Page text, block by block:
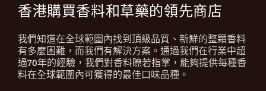
香港購買香料和草藥的領先商店
我們知道在全球範圍內找到頂級品質、新鮮的整顆香料
有多麼困難，而我們有解決方案。通過我們在行業中超
過70年的經驗，我們對香料瞭若指掌，能夠提供每種香
料在全球範圍內可獲得的最佳口味品種。